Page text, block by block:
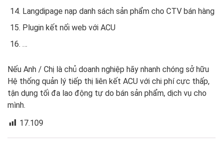
Langdipage nạp danh sách sản phẩm cho CTV bán hàng
Plugin kết nối web với ACU
…
Nếu Anh / Chị là chủ doanh nghiệp hãy nhanh chóng sở hữu
Hệ thống quản lý tiếp thị liên kết ACU với chi phí cực thấp,
tận dụng tối đa lao động tự do bán sản phẩm, dịch vụ cho
mình.
17.109